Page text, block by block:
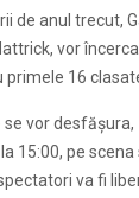
de anul trecut,
vor
16
vor
pe scena
va fi